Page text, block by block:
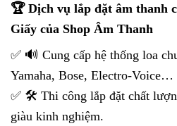
🏆 Dịch vụ lắp đặt âm thanh
Giấy của Shop Âm Thanh
✅ 🔊 Cung cấp hệ thống loa
Yamaha, Bose, Electro-Voice…
✅ 🛠 Thi công lắp đặt chất
giàu kinh nghiệm.